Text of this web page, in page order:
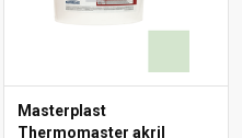
Masterplast
Thermomaster akril